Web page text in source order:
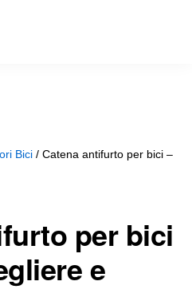
Bici / Catena antifurto per bici –
per bici
e